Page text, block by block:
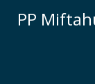
PP